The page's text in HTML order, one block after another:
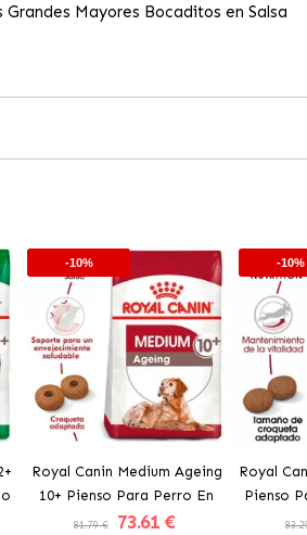
Mayores Bocaditos en Salsa
-10%
Royal Canin Medium Ageing
10+ Pienso Para Perro En
Edad Avanzada De Tamaño
81.79 € 73.61 €
-10%
Royal
Pienso